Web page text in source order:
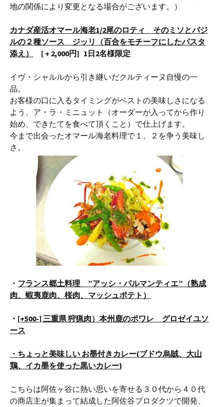
地の関係により変更となる場合がございます。）
カナダ産活オマール海老1/2尾のロティ そのミソとバジ
ルの２種ソース ジッリ（百合をモチーフにしたパスタ
添え）
[ + 2,000円] 1日2名様限定
イヴ・シャルルから引き継いだクルティーヌ自慢の一
品。
お客様の口に入るタイミングがベストの美味しさになる
よう、ア・ラ・ミニュット（オーダーが入ってから作り
始め、できたてを食べて頂くこと）で仕上げます。
今まで出会ったオマール海老料理で１、２を争う美味し
さ。
・ フランス郷土料理 ”アッシ・パルマンティエ”（熟成
肉、蝦夷鹿肉、桜肉、マッシュポテト）
・ [+500-] 三重県 狩猟肉）本州鹿のポワレ グロゼイユソ
ース
・ちょっと美味しい お墨付きカレー(ブドウ烏賊、大山
鶏、 イカ墨を使った黒いカレー)
こちらは阿佐ヶ谷に熱い思いを寄せる３０代から４０代
の商店主が集まって結成した阿佐谷プロダクツで開発、